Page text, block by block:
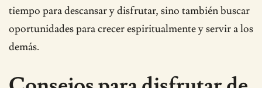
tiempo para descansar y disfrutar, sino también buscar
oportunidades para crecer espiritualmente y servir a los
demás.